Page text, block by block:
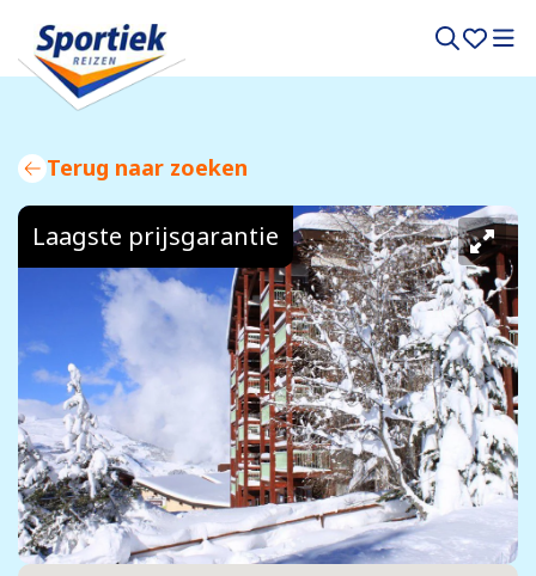
Terug naar zoeken
Laagste prijsgarantie